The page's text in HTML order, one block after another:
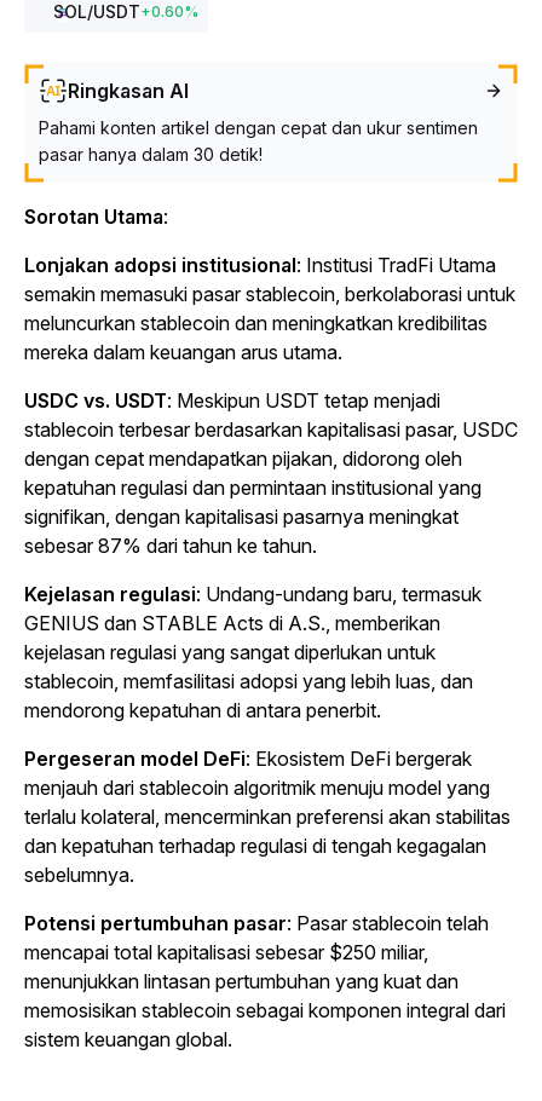
SOL/USDT+0.60%
Ringkasan AI
Pahami konten artikel dengan cepat dan ukur sentimen
pasar hanya dalam 30 detik!
Sorotan Utama:
Lonjakan adopsi institusional: Institusi TradFi Utama
semakin memasuki pasar stablecoin, berkolaborasi untuk
meluncurkan stablecoin dan meningkatkan kredibilitas
mereka dalam keuangan arus utama.
USDC vs. USDT: Meskipun USDT tetap menjadi
stablecoin terbesar berdasarkan kapitalisasi pasar, USDC
dengan cepat mendapatkan pijakan, didorong oleh
kepatuhan regulasi dan permintaan institusional yang
signifikan, dengan kapitalisasi pasarnya meningkat
sebesar 87% dari tahun ke tahun.
Kejelasan regulasi: Undang-undang baru, termasuk
GENIUS dan STABLE Acts di A.S., memberikan
kejelasan regulasi yang sangat diperlukan untuk
stablecoin, memfasilitasi adopsi yang lebih luas, dan
mendorong kepatuhan di antara penerbit.
Pergeseran model DeFi: Ekosistem DeFi bergerak
menjauh dari stablecoin algoritmik menuju model yang
terlalu kolateral, mencerminkan preferensi akan stabilitas
dan kepatuhan terhadap regulasi di tengah kegagalan
sebelumnya.
Potensi pertumbuhan pasar: Pasar stablecoin telah
mencapai total kapitalisasi sebesar $250 miliar,
menunjukkan lintasan pertumbuhan yang kuat dan
memosisikan stablecoin sebagai komponen integral dari
sistem keuangan global.